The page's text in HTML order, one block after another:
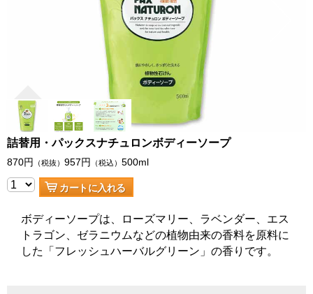
詰替用・パックスナチュロンボディーソープ
870円 （税抜） 957円 （税込） 500ml
カートに入れる
ボディーソープは、ローズマリー、ラベンダー、エス
トラゴン、ゼラニウムなどの植物由来の香料を原料に
した「フレッシュハーバルグリーン」の香りです。